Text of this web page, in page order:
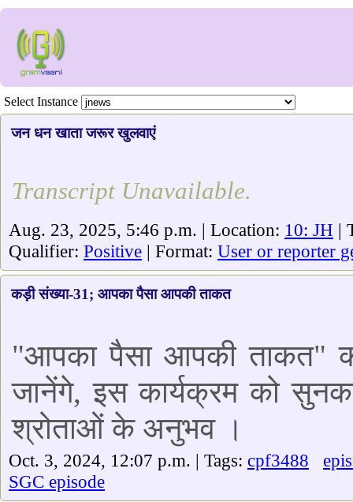
Select Instance
जन धन खाता जरूर खुलवाएं
Transcript Unavailable.
Aug. 23, 2025, 5:46 p.m. | Location: 10: JH |
Qualifier: Positive | Format: User or reporter
कड़ी संख्या-31; आपका पैसा आपकी ताकत
"आपका पैसा आपकी ताकत"
जानेंगे, इस कार्यक्रम को
श्रोताओं के अनुभव ।
Oct. 3, 2024, 12:07 p.m. | Tags: cpf3488
SGC episode